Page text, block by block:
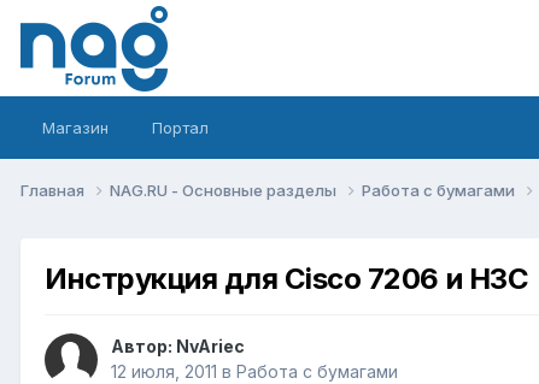
Магазин Портал
Главная NAG.RU - Основные разделы Работа с бумагами
Инструкция для Cisco 7206 и H3C
Автор: NvAriec
12 июля, 2011 в Работа с бумагами